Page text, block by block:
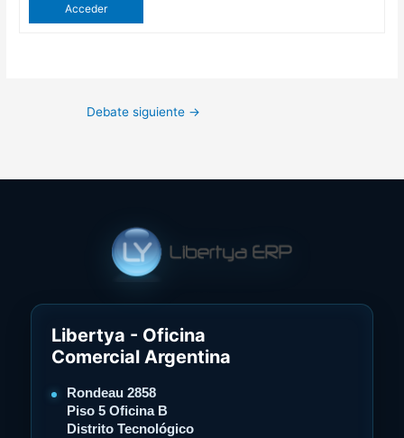
Acceder
Debate siguiente →
Libertya - Oficina
Comercial Argentina
Rondeau 2858
Piso 5 Oficina B
Distrito Tecnológico